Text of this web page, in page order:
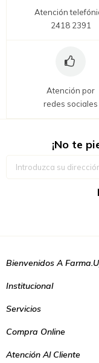
Atención
2418 2391
Atención por
redes sociales
¡No te
Bienvenidos A
Institucional
Servicios
Compra Online
Atención Al Cliente